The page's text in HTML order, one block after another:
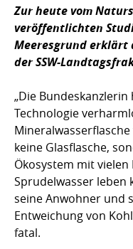
Zur heute vom
veröffentlichten
Meeresgrund erklärt
der SSW-
„Die
Technologie
keine Glasflasche,
Ökosystem mit
Sprudelwasser leben
seine Anwohner und
Entweichung von
fatal.